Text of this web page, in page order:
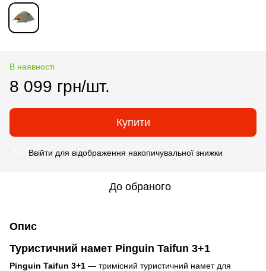
В наявності
8 099 грн/шт.
Купити
Ввійти для відображення накопичувальної знижки
До обраного
Опис
Туристичний намет Pinguin Taifun 3+1
Pinguin Taifun 3+1 — тримісний туристичний намет для